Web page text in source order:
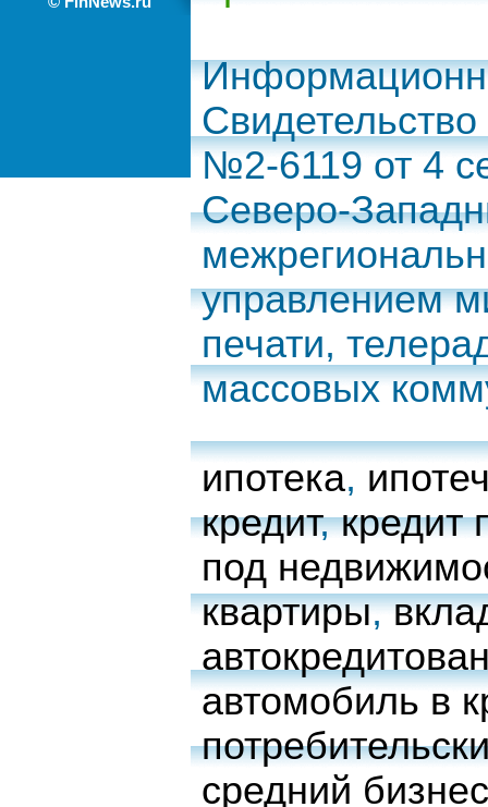
№2-6119 от 4
Северо-
управлением
печати,
массовых
ипотека,
кредит,кредит
под
квартиры,
автомобиль в
средний бизнес